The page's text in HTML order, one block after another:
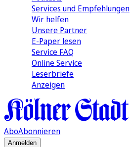
Services und Empfehlungen
Wir helfen
Unsere Partner
E-Paper lesen
Service FAQ
Online Service
Leserbriefe
Anzeigen
AboAbonnieren
Anmelden